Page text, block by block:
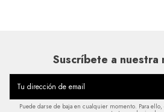
Suscríbete a
Puede darse de baja en cualquier momento. Para